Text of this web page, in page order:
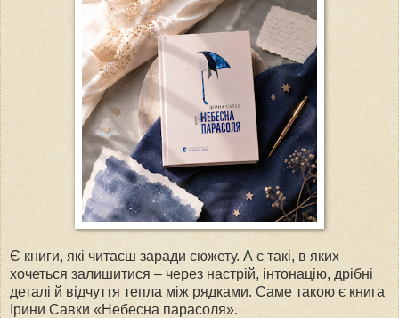
Є книги, які читаєш заради сюжету. А є такі, в яких
хочеться залишитися – через настрій, інтонацію, дрібні
деталі й відчуття тепла між рядками. Саме такою є книга
Ірини Савки «Небесна парасоля».